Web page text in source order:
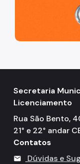
Secretaria
Licenciamento
Rua São Bento,
21° e 22° andar
Contatos
mail Dúvidas e